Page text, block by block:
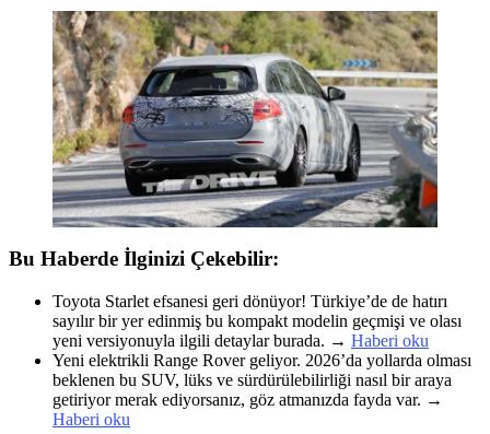
Bu Haberde İlginizi Çekebilir:
Toyota Starlet efsanesi geri dönüyor! Türkiye’de de hatırı
sayılır bir yer edinmiş bu kompakt modelin geçmişi ve olası
yeni versiyonuyla ilgili detaylar burada. → Haberi oku
Yeni elektrikli Range Rover geliyor. 2026’da yollarda olması
beklenen bu SUV, lüks ve sürdürülebilirliği nasıl bir araya
getiriyor merak ediyorsanız, göz atmanızda fayda var. →
Haberi oku